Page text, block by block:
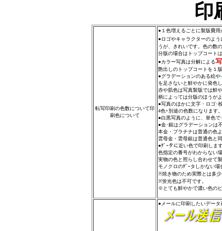
印
転写印刷の色数について印
刷色について
●１色増えるごとに製版費
●ロゴやキャラクターのよ
うが、きれいです。色の数
分版の場合はトップコート
●カラー写真は分解による
艶出しのトップコートを１
●グラデーションのある絵
を足さないと鮮やかに発色
赤や肌色は写真製版では鮮
柄によっては分版のほうが
●写真のほかに文字・ロゴ･
4色+別途の色数になります
●白黒写真のように、単色
●金･銀はグラデーションは
本金・プラチナは普通の色
雲母金・雲母銀は普通色と
●ﾃﾞｰタに近い色で印刷しま
色指定の番号がわからない
実物の色と照らし合わせて
モノクロのﾃﾞｰタしかない
※焼き物のため実際とは多
※蛍光色は不可です。
※とても鮮やかで濃い色の
●メールに印刷したいデー